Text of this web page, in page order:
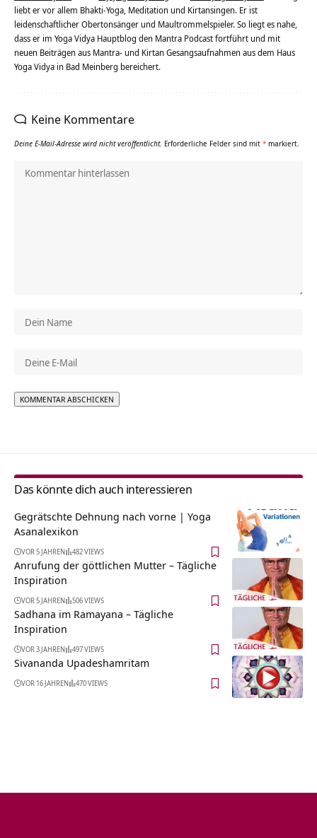
liebt er vor allem Bhakti-Yoga, Meditation und Kirtansingen. Er ist
leidenschaftlicher Obertonsänger und Maultrommelspieler. So liegt es nahe,
dass er im Yoga Vidya Hauptblog den Mantra Podcast fortführt und mit
neuen Beiträgen aus Mantra- und Kirtan Gesangsaufnahmen aus dem Haus
Yoga Vidya in Bad Meinberg bereichert.
Keine Kommentare
Deine E-Mail-Adresse wird nicht veröffentlicht. Erforderliche Felder sind mit * markiert.
Das könnte dich auch interessieren
Gegrätschte Dehnung nach vorne | Yoga
Asanalexikon
VOR 5 JAHREN 482 VIEWS
Anrufung der göttlichen Mutter – Tägliche
Inspiration
VOR 5 JAHREN 506 VIEWS
Sadhana im Ramayana – Tägliche
Inspiration
VOR 3 JAHREN 497 VIEWS
Sivananda Upadeshamritam
VOR 16 JAHREN 470 VIEWS